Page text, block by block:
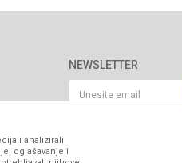
NEWSLETTER
i analizirali
oglašavanje i